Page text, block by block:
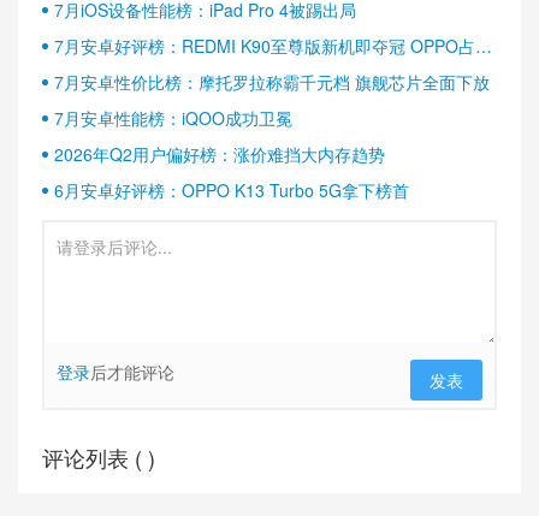
7月iOS设备性能榜：iPad Pro 4被踢出局
7月安卓好评榜：REDMI K90至尊版新机即夺冠 OPPO占据
半壁江山
7月安卓性价比榜：摩托罗拉称霸千元档 旗舰芯片全面下放
7月安卓性能榜：iQOO成功卫冕
2026年Q2用户偏好榜：涨价难挡大内存趋势
6月安卓好评榜：OPPO K13 Turbo 5G拿下榜首
登录后才能评论 发表
评论列表 ( )